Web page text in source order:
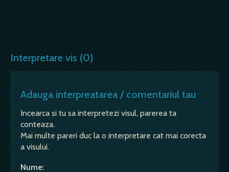
Interpretare vis (0)
Adauga interpreatarea / comentariul tau
Incearca si tu sa interpretezi visul, parerea ta
conteaza.
Mai multe pareri duc la o interpretare cat mai corecta
a visului.
Nume: